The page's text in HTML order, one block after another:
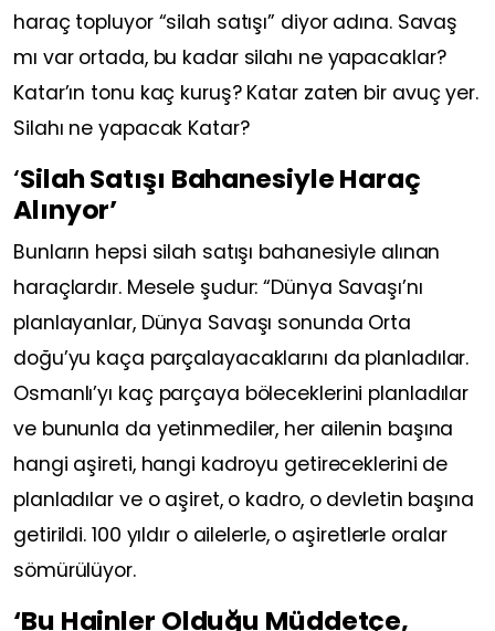
haraç topluyor “silah satışı” diyor adına. Savaş
mı var ortada, bu kadar silahı ne yapacaklar?
Katar’ın tonu kaç kuruş? Katar zaten bir avuç yer.
Silahı ne yapacak Katar?
‘Silah Satışı Bahanesiyle Haraç
Alınyor’
Bunların hepsi silah satışı bahanesiyle alınan
haraçlardır. Mesele şudur: “Dünya Savaşı’nı
planlayanlar, Dünya Savaşı sonunda Orta
doğu’yu kaça parçalayacaklarını da planladılar.
Osmanlı’yı kaç parçaya böleceklerini planladılar
ve bununla da yetinmediler, her ailenin başına
hangi aşireti, hangi kadroyu getireceklerini de
planladılar ve o aşiret, o kadro, o devletin başına
getirildi. 100 yıldır o ailelerle, o aşiretlerle oralar
sömürülüyor.
‘Bu Hainler Olduğu Müddetçe,